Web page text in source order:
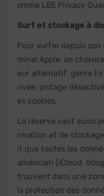
omme LBE Privacy
Surf et stockage à
Pour surfer depuis
minal Apple, on
eur alternatif, genre
rivée, pistage
es cookies.
La réserve vaut aussi
nisation et de
it que toutes les
américain (iCloud,
trouvent dans une
la protection des